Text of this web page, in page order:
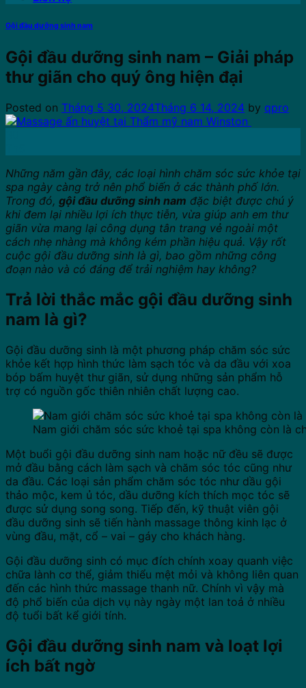
Gội đầu dưỡng sinh nam
Gội đầu dưỡng sinh nam – Giải pháp
thư giãn cho quý ông hiện đại
Posted on Tháng 5 30, 2024Tháng 6 14, 2024 by qpro
Những năm gần đây, các loại hình chăm sóc sức khỏe tại
spa ngày càng trở nên phổ biến ở các thành phố lớn.
Trong đó, gội đầu dưỡng sinh nam đặc biệt được chú ý
khi đem lại nhiều lợi ích thực tiễn, vừa giúp anh em thư
giãn vừa mang lại công dụng tân trang vẻ ngoài một
cách nhẹ nhàng mà không kém phần hiệu quả. Vậy rốt
cuộc gội đầu dưỡng sinh là gì, bao gồm những công
đoạn nào và có đáng để trải nghiệm hay không?
Trả lời thắc mắc gội đầu dưỡng sinh
nam là gì?
Gội đầu dưỡng sinh là một phương pháp chăm sóc sức
khỏe kết hợp hình thức làm sạch tóc và da đầu với xoa
bóp bấm huyệt thư giãn, sử dụng những sản phẩm hỗ
trợ có nguồn gốc thiên nhiên chất lượng cao.
Nam giới chăm sóc sức khoẻ tại spa không còn là
Một buổi gội đầu dưỡng sinh nam hoặc nữ đều sẽ được
mở đầu bằng cách làm sạch và chăm sóc tóc cũng như
da đầu. Các loại sản phẩm chăm sóc tóc như dầu gội
thảo mộc, kem ủ tóc, dầu dưỡng kích thích mọc tóc sẽ
được sử dụng song song. Tiếp đến, kỹ thuật viên gội
đầu dưỡng sinh sẽ tiến hành massage thông kinh lạc ở
vùng đầu, mặt, cổ – vai – gáy cho khách hàng.
Gội đầu dưỡng sinh có mục đích chính xoay quanh việc
chữa lành cơ thể, giảm thiểu mệt mỏi và không liên quan
đến các hình thức massage thanh nữ. Chính vì vậy mà
độ phổ biến của dịch vụ này ngày một lan toả ở nhiều
độ tuổi bất kể giới tính.
Gội đầu dưỡng sinh nam và loạt lợi
ích bất ngờ